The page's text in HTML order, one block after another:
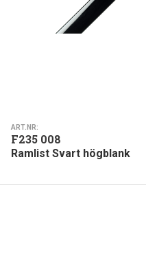
ART.NR:
F235 008
Ramlist Svart högblank